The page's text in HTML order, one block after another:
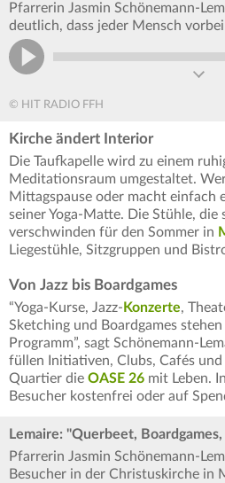
Pfarrerin Jasmin Schönemann-
deutlich, dass jeder Mensch
© HIT RADIO FFH
Kirche ändert Interior
Die Taufkapelle wird zu einem
Meditationsraum umgestaltet.
Mittagspause oder macht einfach
seiner Yoga-Matte. Die Stühle,
verschwinden für den Sommer in
Liegestühle, Sitzgruppen und
Von Jazz bis Boardgames
“Yoga-Kurse, Jazz- Konzerte,
Sketching und Boardgames
Programm”, sagt Schönemann-
füllen Initiativen, Clubs, Cafés und
Quartier die OASE 26 mit Leben.
Besucher kostenfrei oder auf
Lemaire: "Querbeet,
Pfarrerin Jasmin Schönemann-
Besucher in der Christuskirche in